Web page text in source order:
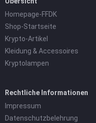
Homepage-FFDK
Shop-Startseite
Krypto-Artikel
Kleidung & Accessoires
Kryptolampen
Rechtliche Informationen
Impressum
Datenschutzbelehrung